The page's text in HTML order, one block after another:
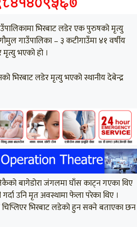
भिरबाट लडेर एक पुरुषको मृत्यु
गाउँपालिका – ३ कटीगाउँमा ४१ वर्षीय
मृत्यु भएको हो ।
भिरबाट लडेर मृत्यु भएको स्थानीय देबेन्द्र
बागेडोरा जंगलमा घाँस काट्न गएका थिए
उनि मृत अवस्थामा फेला परेका थिए ।
भिरबाट लडेको हुन सक्ने बताएका छन